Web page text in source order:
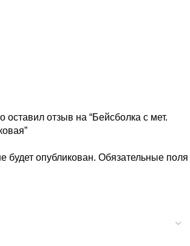
оставил отзыв на “Бейсболка с мет.
будет опубликован. Обязательные поля